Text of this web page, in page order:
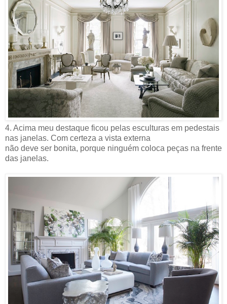
4. Acima meu destaque ficou pelas esculturas em pedestais
nas janelas. Com certeza a vista externa
não deve ser bonita, porque ninguém coloca peças na frente
das janelas.